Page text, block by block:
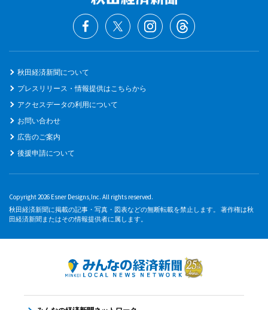
秋田経済新聞について
プレスリリース・情報提供はこちらから
アクセスデータの利用について
お問い合わせ
広告のご案内
後援申請について
Copyright 2026 Esner Designs,Inc. All rights reserved.
秋田経済新聞に掲載の記事・写真・図表などの無断転載を禁止します。 著作権は秋
田経済新聞またはその情報提供者に属します。